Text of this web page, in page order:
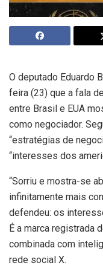
O deputado Eduardo
feira (23) que a fala
entre Brasil e EUA
como negociador.
“estratégias de
“interesses dos
“Sorriu e mostra-se
infinitamente mais
defendeu: os
É a marca registrada
combinada com
rede social X.